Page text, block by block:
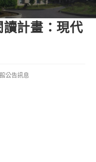
計畫：現代
公告訊息